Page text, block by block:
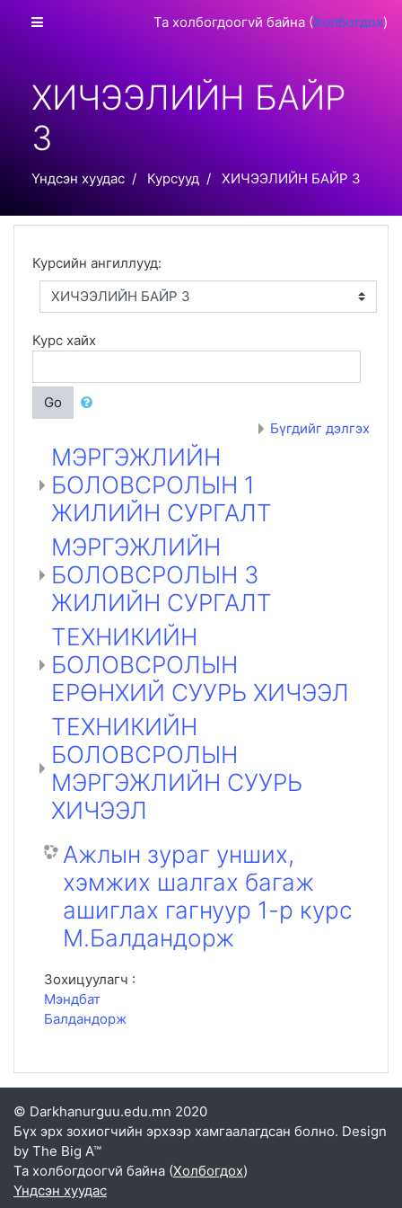
Хажуугийн дэлгэцийн хэсэгТа холбогдоогvй байна (Холбогдох)
ХИЧЭЭЛИЙН БАЙР
3
Үндсэн хуудас Курсууд ХИЧЭЭЛИЙН БАЙР 3
Курсийн ангиллууд:
Курс хайх
Go
Бүгдийг дэлгэх
МЭРГЭЖЛИЙН
БОЛОВСРОЛЫН 1
ЖИЛИЙН СУРГАЛТ
МЭРГЭЖЛИЙН
БОЛОВСРОЛЫН 3
ЖИЛИЙН СУРГАЛТ
ТЕХНИКИЙН
БОЛОВСРОЛЫН
ЕРӨНХИЙ СУУРЬ ХИЧЭЭЛ
ТЕХНИКИЙН
БОЛОВСРОЛЫН
МЭРГЭЖЛИЙН СУУРЬ
ХИЧЭЭЛ
Ажлын зураг унших,
хэмжих шалгах багаж
ашиглах гагнуур 1-р курс
М.Балдандорж
Зохицуулагч :
Мэндбат
Балдандорж
© Darkhanurguu.edu.mn 2020
Бүх эрх зохиогчийн эрхээр хамгаалагдсан болно. Design
by The Big A™
Та холбогдоогvй байна (Холбогдох)
Үндсэн хуудас